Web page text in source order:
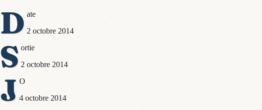
D ate
2 octobre 2014
S ortie
2 octobre 2014
J O
4 octobre 2014